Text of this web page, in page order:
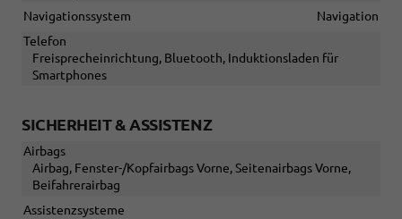
Navigationssystem
Navigation
Telefon
Freisprecheinrichtung, Bluetooth, Induktionsladen für
Smartphones
SICHERHEIT & ASSISTENZ
Airbags
Airbag, Fenster-/Kopfairbags Vorne, Seitenairbags Vorne,
Beifahrerairbag
Assistenzsysteme